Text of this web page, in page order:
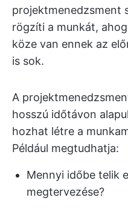
projektmenedzsment
rögzíti a munkát,
köze van ennek az
is sok.
A
hosszú időtávon
hozhat létre a
Például megtudhatja:
Mennyi időbe telik
megtervezése?